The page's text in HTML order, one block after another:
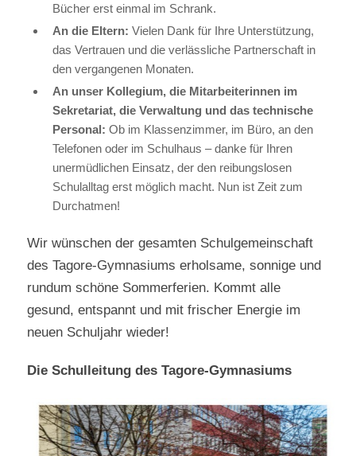
Bücher erst einmal im Schrank.
An die Eltern: Vielen Dank für Ihre Unterstützung,
das Vertrauen und die verlässliche Partnerschaft in
den vergangenen Monaten.
An unser Kollegium, die Mitarbeiterinnen im
Sekretariat, die Verwaltung und das technische
Personal: Ob im Klassenzimmer, im Büro, an den
Telefonen oder im Schulhaus – danke für Ihren
unermüdlichen Einsatz, der den reibungslosen
Schulalltag erst möglich macht. Nun ist Zeit zum
Durchatmen!
Wir wünschen der gesamten Schulgemeinschaft
des Tagore-Gymnasiums erholsame, sonnige und
rundum schöne Sommerferien. Kommt alle
gesund, entspannt und mit frischer Energie im
neuen Schuljahr wieder!
Die Schulleitung des Tagore-Gymnasiums